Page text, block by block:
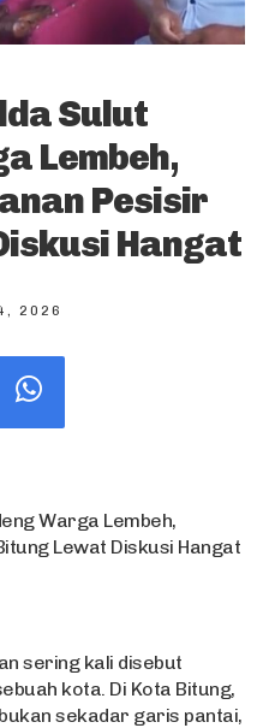
Sulut
Lembeh,
Pesisir
Hangat
2026
Warga Lembeh,
Lewat Diskusi Hangat
sering kali disebut
kota. Di Kota Bitung,
sekadar garis pantai,